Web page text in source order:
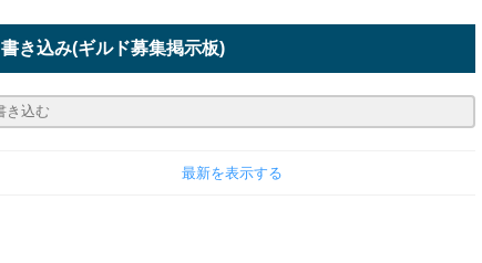
書き込み(ギルド募集掲示板)
最新を表示する